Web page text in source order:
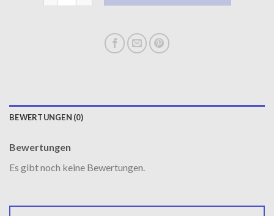
BEWERTUNGEN (0)
Bewertungen
Es gibt noch keine Bewertungen.